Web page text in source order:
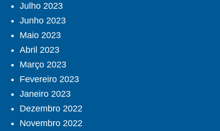
Julho 2023
Junho 2023
Maio 2023
Abril 2023
Março 2023
Fevereiro 2023
Janeiro 2023
Dezembro 2022
Novembro 2022